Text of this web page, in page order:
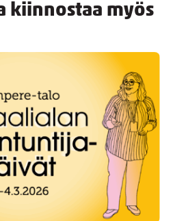
kiinnostaa myös